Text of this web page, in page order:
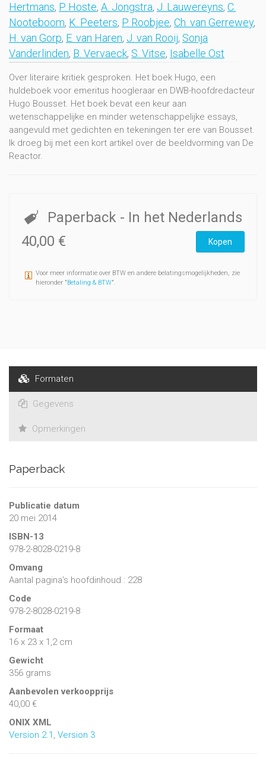
Hertmans, P. Hoste, A. Jongstra, J. Lauwereyns, C.
Nooteboom, K. Peeters, P. Roobjee, Ch. van Gerrewey,
H. van Gorp, E. van Haren, J. van Rooij, Sonja
Vanderlinden, B. Vervaeck, S. Vitse, Isabelle Ost
Over literaire kritiek gesproken. Het boek Hugo, een
huldeboek voor emeritus hoogleraar en DWB-hoofdredacteur
Hugo Bousset. Het boek bevat een keur aan
wetenschappelijke en minder wetenschappelijke essays,
aangevuld met gedichten en tekeningen ter ere van Bousset.
Ik droeg bij met een kort artikel over de beeldvorming van De
Reactor.
Paperback - In het Nederlands
40,00 €
Kopen
Voor meer informatie over BTW en andere belatingsmogelijkheden, zie
hieronder "Betaling & BTW".
Formaten
Gegevens
Opmerkingen
Paperback
Publicatie datum
20 mei 2014
ISBN-13
978-2-8028-0219-8
Omvang
Aantal pagina's hoofdinhoud : 228
Code
978-2-8028-0219-8
Formaat
16 x 23 x 1,2 cm
Gewicht
356 grams
Aanbevolen verkoopprijs
40,00 €
ONIX XML
Version 2.1 , Version 3